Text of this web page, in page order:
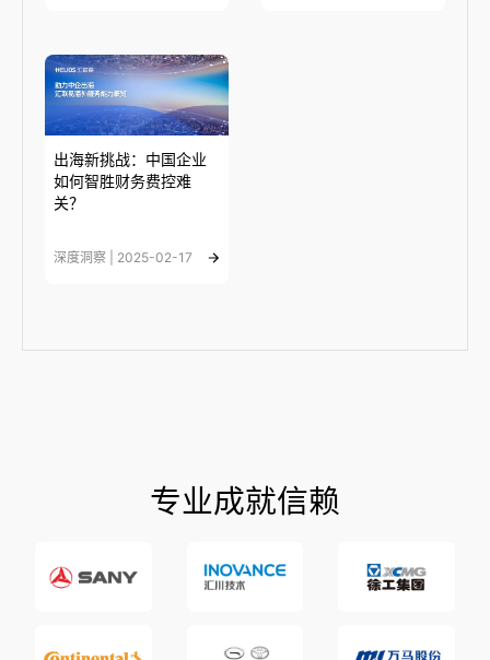
出海新挑战：中国企业
如何智胜财务费控难
关？
深度洞察 | 2025-02-17
专业成就信赖